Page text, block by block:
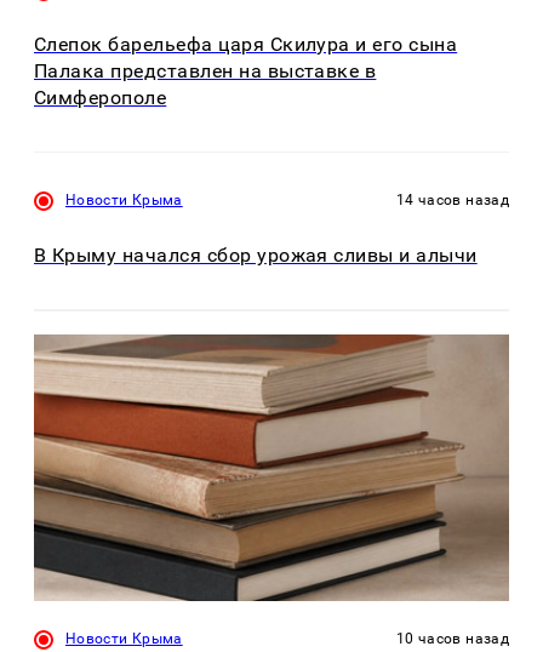
Слепок барельефа царя Скилура и его сына
Палака представлен на выставке в
Симферополе
Новости Крыма 14 часов назад
В Крыму начался сбор урожая сливы и алычи
Новости Крыма 10 часов назад